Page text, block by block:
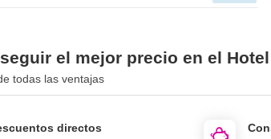
el mejor precio en el
todas las ventajas
directos